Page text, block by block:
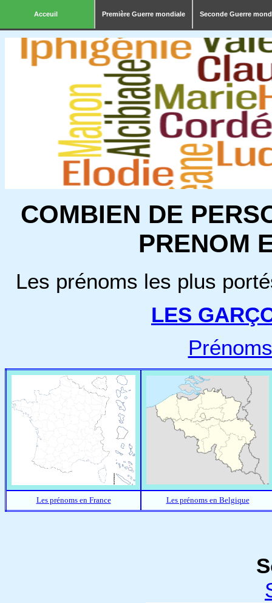
Acceuil Première Guerre mondiale Seconde Guerre
COMBIEN DE
PRENOM
Les prénoms les plus
LES
Les prénoms en France Les prénoms en Belgique